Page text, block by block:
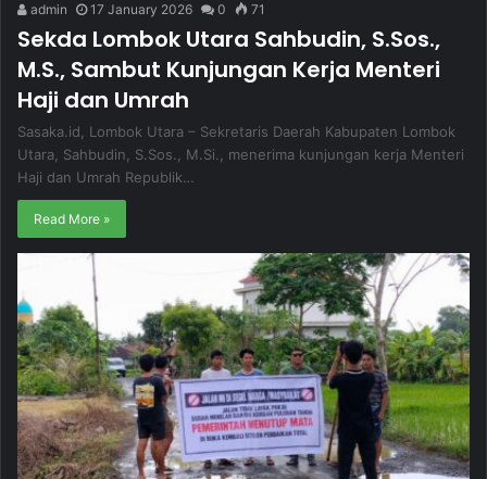
admin 17 January 2026 0 71
Sekda Lombok Utara Sahbudin, S.Sos.,
M.S., Sambut Kunjungan Kerja Menteri
Haji dan Umrah
Sasaka.id, Lombok Utara – Sekretaris Daerah Kabupaten Lombok
Utara, Sahbudin, S.Sos., M.Si., menerima kunjungan kerja Menteri
Haji dan Umrah Republik…
Read More »